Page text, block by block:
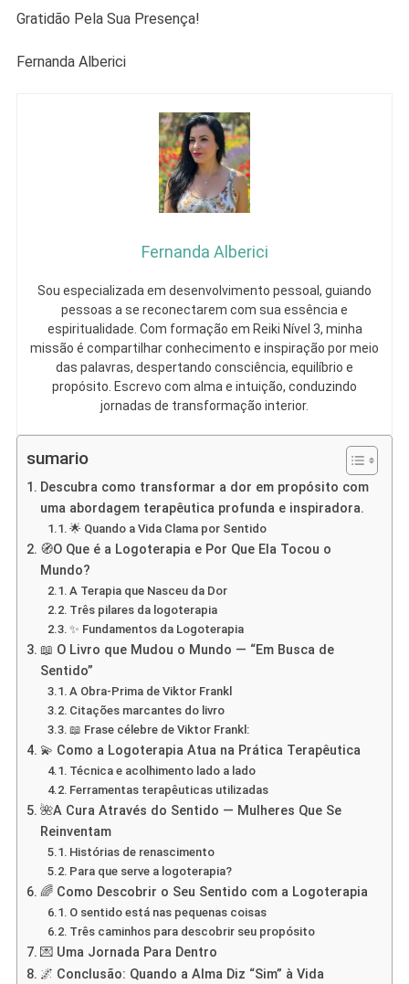
Gratidão Pela Sua Presença!
Fernanda Alberici
Fernanda Alberici
Sou especializada em desenvolvimento pessoal, guiando
pessoas a se reconectarem com sua essência e
espiritualidade. Com formação em Reiki Nível 3, minha
missão é compartilhar conhecimento e inspiração por meio
das palavras, despertando consciência, equilíbrio e
propósito. Escrevo com alma e intuição, conduzindo
jornadas de transformação interior.
sumario
Descubra como transformar a dor em propósito com
uma abordagem terapêutica profunda e inspiradora.
🌟 Quando a Vida Clama por Sentido
🧭O Que é a Logoterapia e Por Que Ela Tocou o
Mundo?
A Terapia que Nasceu da Dor
Três pilares da logoterapia
✨ Fundamentos da Logoterapia
📖 O Livro que Mudou o Mundo — “Em Busca de
Sentido”
A Obra-Prima de Viktor Frankl
Citações marcantes do livro
📖 Frase célebre de Viktor Frankl:
💫 Como a Logoterapia Atua na Prática Terapêutica
Técnica e acolhimento lado a lado
Ferramentas terapêuticas utilizadas
🌺A Cura Através do Sentido — Mulheres Que Se
Reinventam
Histórias de renascimento
Para que serve a logoterapia?
🌈 Como Descobrir o Seu Sentido com a Logoterapia
O sentido está nas pequenas coisas
Três caminhos para descobrir seu propósito
💌 Uma Jornada Para Dentro
🌌 Conclusão: Quando a Alma Diz “Sim” à Vida